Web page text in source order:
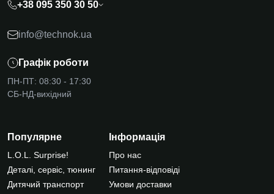
+38 095 350 30 50
info@technok.ua
Графік роботи
ПН-ПТ: 08:30 - 17:30
СБ-НД-вихідний
Популярне
L.O.L. Surprise!
Деталі, сервіс, тюнинг
Дитячий транспорт
Інформація
Про нас
Питання-відповіді
Умови доставки